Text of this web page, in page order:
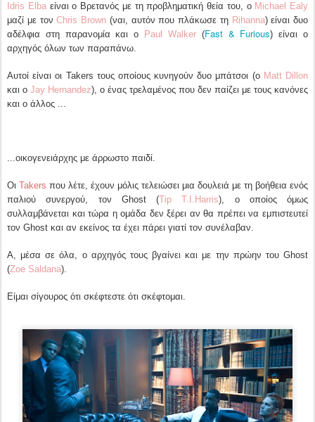
Idris Elba είναι ο Βρετανός με τη προβληματική θεία του, ο Michael Ealy
μαζί με τονChris Brown (ναι, αυτόν που πλάκωσε τη Rihanna) είναι δυο
αδέλφια στη παρανομία και ο
Paul Walker(Fast & Furious) είναι ο
αρχηγός όλων των παραπάνω.
Αυτοί είναι οι Takers τους οποίους κυνηγούν δυο μπάτσοι (ο Matt Dillon
και ο Jay Hernandez), ο ένας τρελαμένος που δεν παίζει με τους κανόνες
και ο άλλος ...
...οικογενειάρχης με άρρωστο παιδί.
Οι Takers που λέτε, έχουν μόλις τελειώσει μια δουλειά με τη βοήθεια ενός
παλιού συνεργού, τον Ghost (Tip T.I.Harris), ο οποίος όμως
συλλαμβάνεται και τώρα η ομάδα δεν ξέρει αν θα πρέπει να εμπιστευτεί
τον Ghost και αν εκείνος τα έχει πάρει γιατί τον συνέλαβαν.
Α, μέσα σε όλα, ο αρχηγός τους βγαίνει και με την πρώην του Ghost
(Zoe Saldana).
Είμαι σίγουρος ότι σκέφτεστε ότι σκέφτομαι.